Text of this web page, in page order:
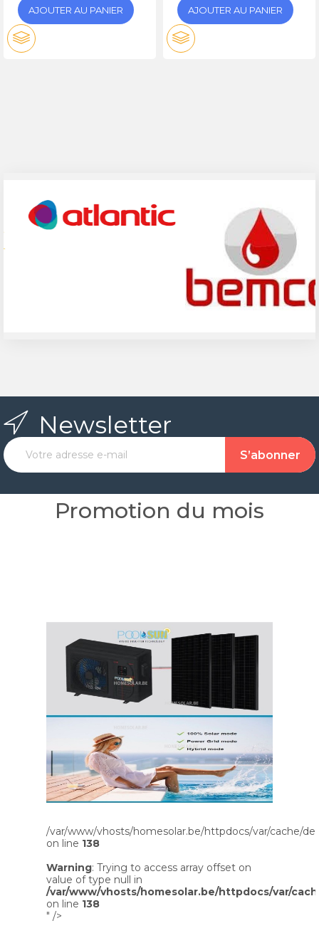
AJOUTER AU PANIER AJOUTER AU PANIER
Newsletter
Promotion du mois
/var/www/vhosts/homesolar.be/httpdocs/var/cache/
on line 138
Warning: Trying to access array offset on
value of type null in
/var/www/vhosts/homesolar.be/httpdocs/var/
on line 138
" />